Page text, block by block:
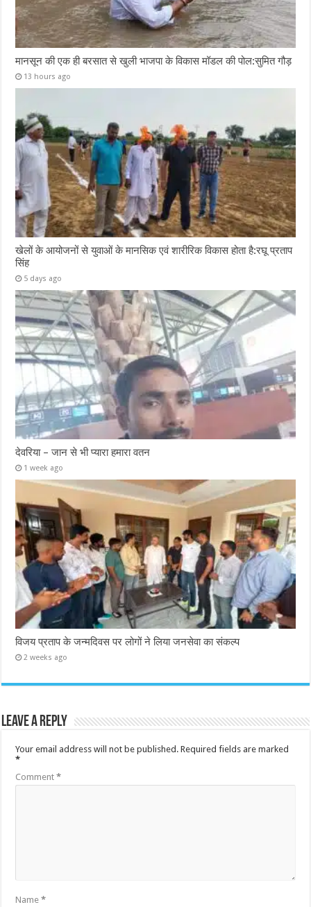
मानसून की एक ही बरसात से खुली भाजपा के विकास मॉडल की पोल:सुमित गौड़
13 hours ago
खेलों के आयोजनों से युवाओं के मानसिक एवं शारीरिक विकास होता है:रघू प्रताप
सिंह
5 days ago
देवरिया – जान से भी प्यारा हमारा वतन
1 week ago
विजय प्रताप के जन्मदिवस पर लोगों ने लिया जनसेवा का संकल्प
2 weeks ago
Leave a Reply
Your email address will not be published. Required fields are marked
*
Comment*
Name*